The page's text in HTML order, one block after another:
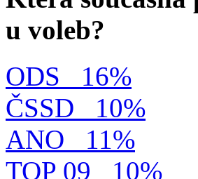
u voleb?
ODS
16%
ČSSD
10%
ANO
11%
TOP 09
10%